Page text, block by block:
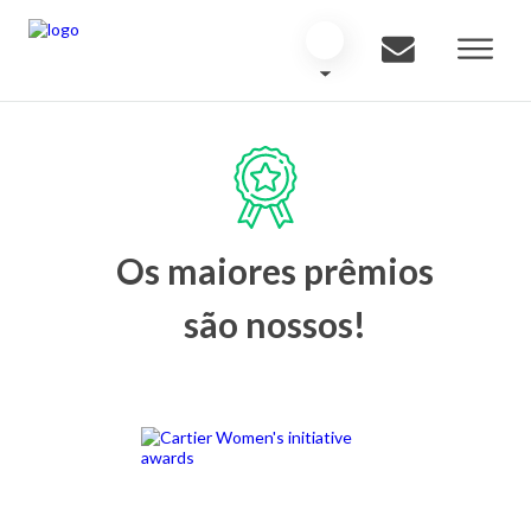
Os maiores prêmios
são nossos!